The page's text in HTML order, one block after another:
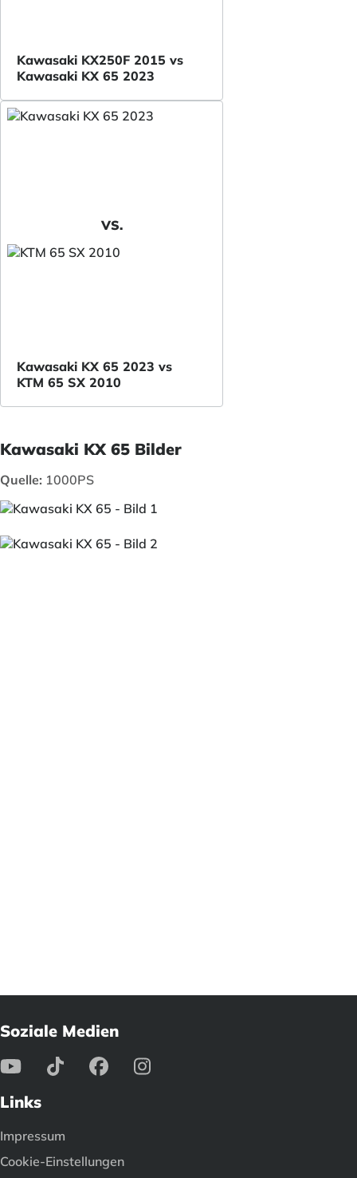
Kawasaki KX250F 2015 vs
Kawasaki KX 65 2023
VS.
Kawasaki KX 65 2023 vs
KTM 65 SX 2010
Kawasaki KX 65 Bilder
Quelle: 1000PS
Soziale Medien
Links
Impressum
Cookie-Einstellungen